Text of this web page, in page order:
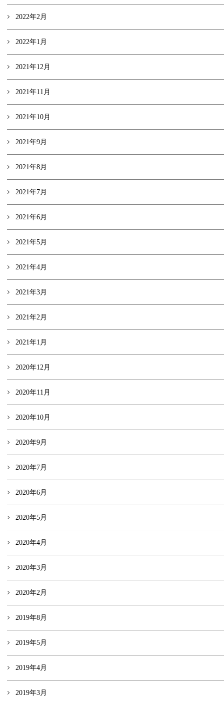
2022年2月
2022年1月
2021年12月
2021年11月
2021年10月
2021年9月
2021年8月
2021年7月
2021年6月
2021年5月
2021年4月
2021年3月
2021年2月
2021年1月
2020年12月
2020年11月
2020年10月
2020年9月
2020年7月
2020年6月
2020年5月
2020年4月
2020年3月
2020年2月
2019年8月
2019年5月
2019年4月
2019年3月